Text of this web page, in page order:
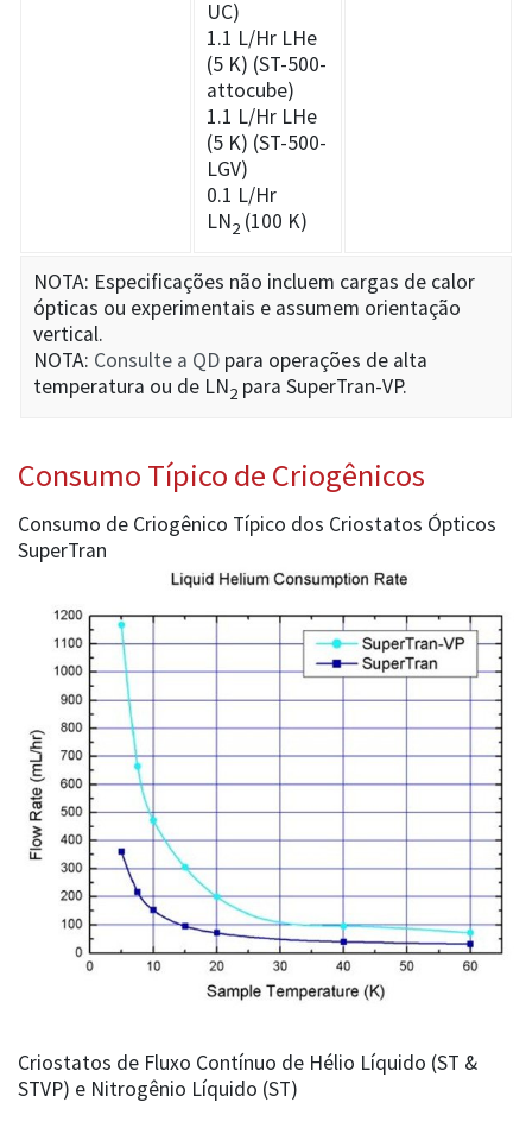
UC)
1.1 L/Hr LHe
(5 K) (ST-500-
attocube)
1.1 L/Hr LHe
(5 K) (ST-500-
LGV)
0.1 L/Hr
LN2 (100 K)
NOTA: Especificações não incluem cargas de calor
ópticas ou experimentais e assumem orientação
vertical.
NOTA: Consulte a QD para operações de alta
temperatura ou de LN2 para SuperTran-VP.
Consumo Típico de Criogênicos
Consumo de Criogênico Típico dos Criostatos Ópticos
SuperTran
Criostatos de Fluxo Contínuo de Hélio Líquido (ST &
STVP) e Nitrogênio Líquido (ST)